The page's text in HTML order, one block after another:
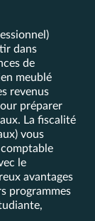
dans
de
meublé
revenus
préparer
La fiscalité
vous
le
avantages
programmes